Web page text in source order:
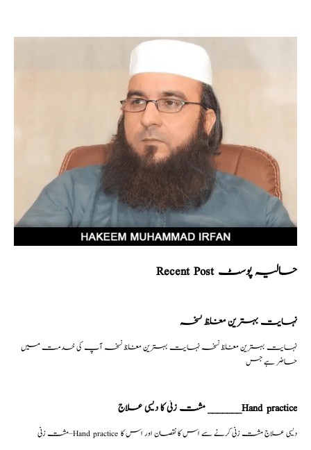
Recent Post حالیہ پوسٹ
نہایت بہترین مغلظ نسخہ
نہایت بہترین مغلظ نسخہ نہایت بہترین مغلظ نسخہ آپ کی خدمت میں
حاضر ہے جس
مشت زنی کا دیسی علاج _______Hand practice
مشت زنی–Hand practice دیسی علاج مشت زنی کرنے سے اس کا نقصان اور اس کا